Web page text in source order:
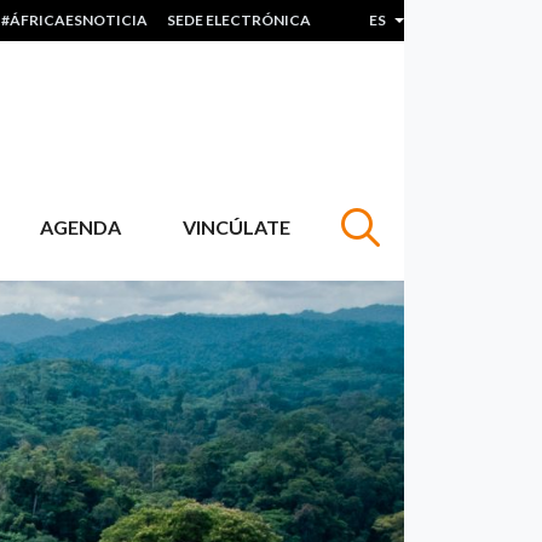
#ÁFRICAESNOTICIA SEDE ELECTRÓNICA ES Lista adicional de
AGENDA VINCÚLATE